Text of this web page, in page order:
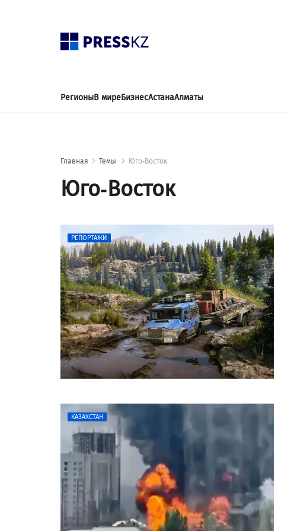
РегионыВ миреБизнесАстанаАлматы
Главная Темы Юго-Восток
Юго-Восток
РЕПОРТАЖИ
КАЗАХСТАН